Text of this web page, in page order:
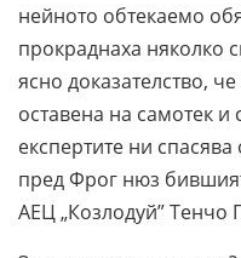
нейното обтекаемо
прокраднаха няколко
ясно доказателство,
оставена на самотек
експертите ни
пред Фрог нюз
АЕЦ „Козлодуй” Тенчо